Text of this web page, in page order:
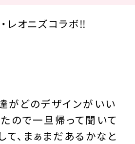
レオニズコラボ‼︎
がどのデザインがいい
ので一旦帰って聞いて
て、まぁまだあるかなと